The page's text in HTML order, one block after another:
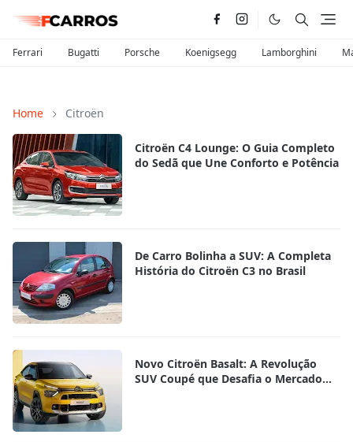
Ferrari Bugatti Porsche Koenigsegg Lamborghini
Home Citroën
Citroën C4 Lounge: O Guia Completo
do Sedã que Une Conforto e Potência
De Carro Bolinha a SUV: A Completa
História do Citroën C3 no Brasil
Novo Citroën Basalt: A Revolução
SUV Coupé que Desafia o Mercado